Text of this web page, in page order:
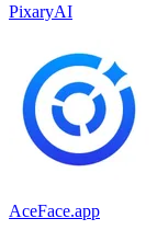
PixaryAI
AceFace.app